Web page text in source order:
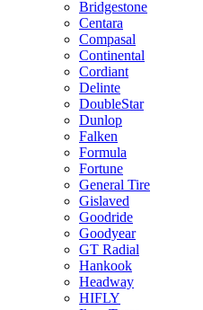
Bridgestone
Centara
Compasal
Continental
Cordiant
Delinte
DoubleStar
Dunlop
Falken
Formula
Fortune
General Tire
Gislaved
Goodride
Goodyear
GT Radial
Hankook
Headway
HIFLY